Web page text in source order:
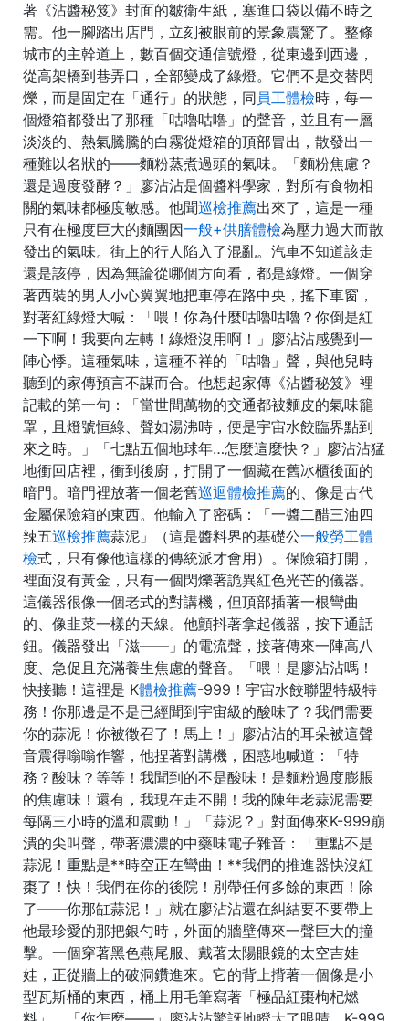
著《沾醬秘笈》封面的皺衛生紙，塞進口袋以備不時之
需。他一腳踏出店門，立刻被眼前的景象震驚了。整條
城市的主幹道上，數百個交通信號燈，從東邊到西邊，
從高架橋到巷弄口，全部變成了綠燈。它們不是交替閃
爍，而是固定在「通行」的狀態，同 員工體檢時，每一
個燈箱都發出了那種「咕嚕咕嚕」的聲音，並且有一層
淡淡的、熱氣騰騰的白霧從燈箱的頂部冒出，散發出一
種難以名狀的——麵粉蒸煮過頭的氣味。「麵粉焦慮？
還是過度發酵？」廖沾沾是個醬料學家，對所有食物相
關的氣味都極度敏感。他聞巡檢推薦出來了，這是一種
只有在極度巨大的麵團因一般+供膳體檢為壓力過大而散
發出的氣味。街上的行人陷入了混亂。汽車不知道該走
還是該停，因為無論從哪個方向看，都是綠燈。一個穿
著西裝的男人小心翼翼地把車停在路中央，搖下車窗，
對著紅綠燈大喊：「喂！你為什麼咕嚕咕嚕？你倒是紅
一下啊！我要向左轉！綠燈沒用啊！」廖沾沾感覺到一
陣心悸。這種氣味，這種不祥的「咕嚕」聲，與他兒時
聽到的家傳預言不謀而合。他想起家傳《沾醬秘笈》裡
記載的第一句：「當世間萬物的交通都被麵皮的氣味籠
罩，且燈號恒綠、聲如湯沸時，便是宇宙水餃臨界點到
來之時。」「七點五個地球年…怎麼這麼快？」廖沾沾猛
地衝回店裡，衝到後廚，打開了一個藏在舊冰櫃後面的
暗門。暗門裡放著一個老舊巡迴體檢推薦的、像是古代
金屬保險箱的東西。他輸入了密碼：「一醬二醋三油四
辣五巡檢推薦蒜泥」（這是醬料界的基礎公一般勞工體
檢式，只有像他這樣的傳統派才會用）。保險箱打開，
裡面沒有黃金，只有一個閃爍著詭異紅色光芒的儀器。
這儀器很像一個老式的對講機，但頂部插著一根彎曲
的、像韭菜一樣的天線。他顫抖著拿起儀器，按下通話
鈕。儀器發出「滋——」的電流聲，接著傳來一陣高八
度、急促且充滿養生焦慮的聲音。「喂！是廖沾沾嗎！
快接聽！這裡是 K體檢推薦-999！宇宙水餃聯盟特級特
務！你那邊是不是已經聞到宇宙級的酸味了？我們需要
你的蒜泥！你被徵召了！馬上！」廖沾沾的耳朵被這聲
音震得嗡嗡作響，他捏著對講機，困惑地喊道：「特
務？酸味？等等！我聞到的不是酸味！是麵粉過度膨脹
的焦慮味！還有，我現在走不開！我的陳年老蒜泥需要
每隔三小時的溫和震動！」「蒜泥？」對面傳來K-999崩
潰的尖叫聲，帶著濃濃的中藥味電子雜音：「重點不是
蒜泥！重點是**時空正在彎曲！**我們的推進器快沒紅
棗了！快！我們在你的後院！別帶任何多餘的東西！除
了——你那缸蒜泥！」就在廖沾沾還在糾結要不要帶上
他最珍愛的那把銀勺時，外面的牆壁傳來一聲巨大的撞
擊。一個穿著黑色燕尾服、戴著太陽眼鏡的太空吉娃
娃，正從牆上的破洞鑽進來。它的背上揹著一個像是小
型瓦斯桶的東西，桶上用毛筆寫著「極品紅棗枸杞燃